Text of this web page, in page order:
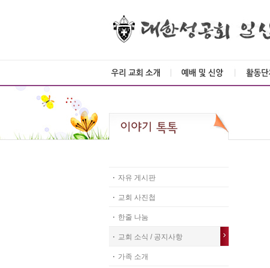
자유 게시판
교회 사진첩
한줄 나눔
교회 소식 / 공지사항
가족 소개